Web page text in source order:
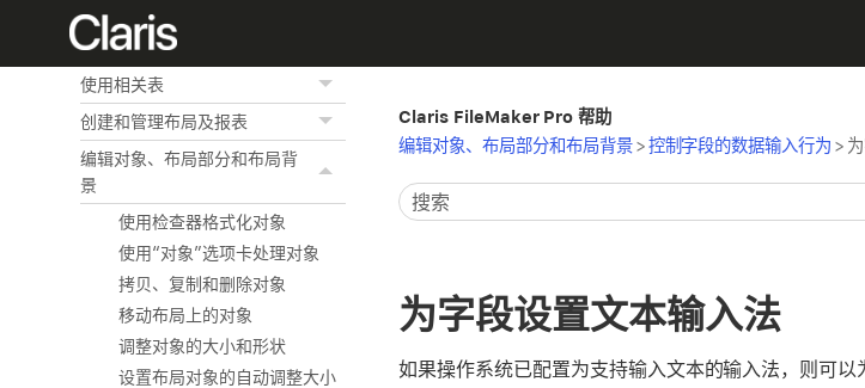
预览和打印信息
创建定制化 App
使用相关表
创建和管理布局及报表
编辑对象、布局部分和布局背
景
使用检查器格式化对象
使用“对象”选项卡处理对象
拷贝、复制和删除对象
移动布局上的对象
调整对象的大小和形状
设置布局对象的自动调整大小
Claris FileMaker Pro 帮助
编辑对象、布局部分和布局背景 >控制字段的数据输入行为 >
为字段设置文本输入法
如果操作系统已配置为支持输入文本的输入法，则可